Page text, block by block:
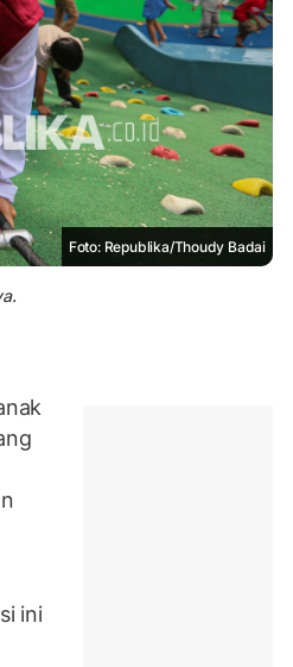
Foto: Republika/Thoudy Badai
ini